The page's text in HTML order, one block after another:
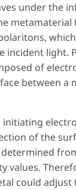
under the
metamaterial
incident light.
of
between a
of the
values.
could